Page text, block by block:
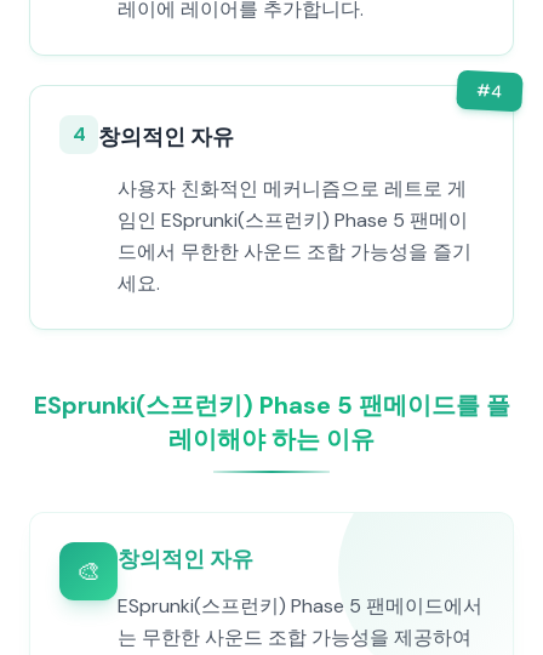
레이에 레이어를 추가합니다.
#4
4 창의적인 자유
사용자 친화적인 메커니즘으로 레트로 게
임인 ESprunki(스프런키) Phase 5 팬메이
드에서 무한한 사운드 조합 가능성을 즐기
세요.
ESprunki(스프런키) Phase 5 팬메이드를 플
레이해야 하는 이유
🎨 창의적인 자유
ESprunki(스프런키) Phase 5 팬메이드에서
는 무한한 사운드 조합 가능성을 제공하여